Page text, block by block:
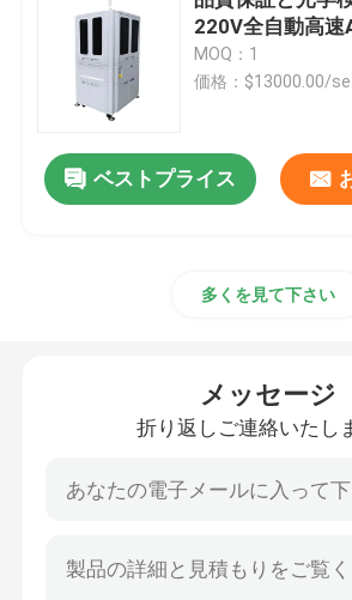
二次元三次元測定機
OMMの光学測定機械
220V全自動高速
MOQ：1
価格：$13000.00/
ベストプライス
多くを見て下さい
メッセージ
折り返しご連絡いたし